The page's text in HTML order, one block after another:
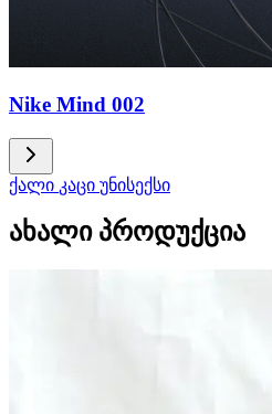
Nike Mind 002
ქალი კაცი უნისექსი
ახალი პროდუქცია